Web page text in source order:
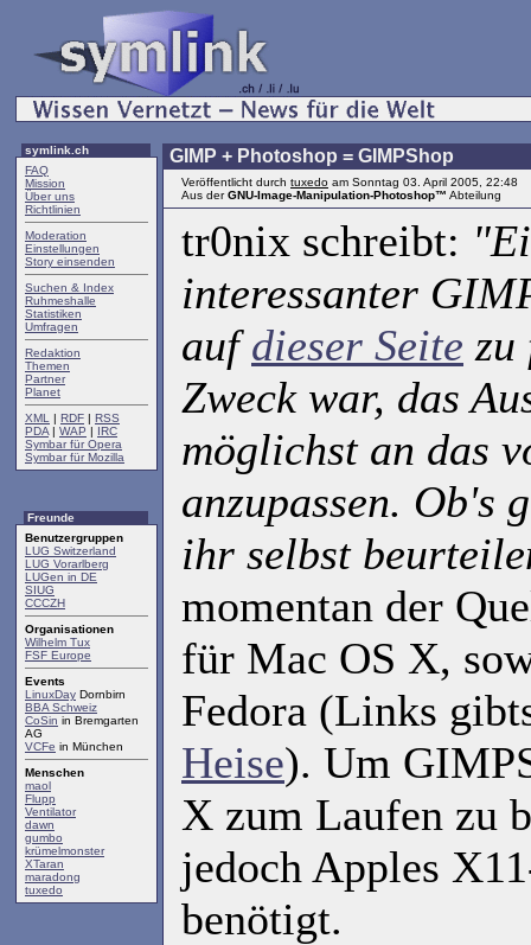
symlink.ch
FAQ
Mission
Über uns
Richtlinien
Moderation
Einstellungen
Story einsenden
Suchen & Index
Ruhmeshalle
Statistiken
Umfragen
Redaktion
Themen
Partner
Planet
XML
| RDF | RSS
PDA | WAP | IRC
Symbar für Opera
Symbar für Mozilla
Freunde
Benutzergruppen
LUG Switzerland
LUG Vorarlberg
LUGen in DE
SIUG
CCCZH
Organisationen
Wilhelm Tux
FSF Europe
Events
LinuxDay Dornbirn
BBA Schweiz
CoSin in Bremgarten
AG
VCFe in München
Menschen
maol
Flupp
Ventilator
dawn
gumbo
krümelmonster
XTaran
maradong
tuxedo
GIMP + Photoshop = GIMPShop
Veröffentlicht durch tuxedo am Sonntag 03. April 2005, 22:48
Aus derGNU-Image-Manipulation-Photoshop™ Abteilung
tr0nix schreibt:
interessanter
aufdieser Seite zu
Zweck war, das
möglichst an das
anzupassen. Ob's
ihr selbst
momentan der
für Mac OS X,
Fedora (Links
Heise). Um
X zum Laufen zu
jedoch Apples
benötigt.